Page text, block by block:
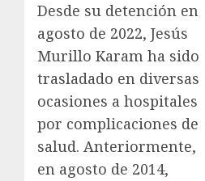
Desde su detención en
agosto de 2022, Jesús
Murillo Karam ha sido
trasladado en diversas
ocasiones a hospitales
por complicaciones de
salud. Anteriormente,
en agosto de 2014,